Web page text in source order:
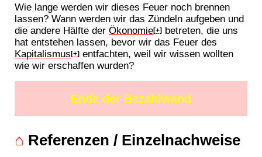
Wie lange werden wir dieses Feuer noch brennen
lassen? Wann werden wir das Zündeln aufgeben und
die andere Hälfte derÖkonomie[+] betreten, die uns
hat entstehen lassen, bevor wir das Feuer des
Kapitalismus[+] entfachten, weil wir wissen wollten
wie wir erschaffen wurden?
Ende der Bezahlwand
⌂ Referenzen / Einzelnachweise